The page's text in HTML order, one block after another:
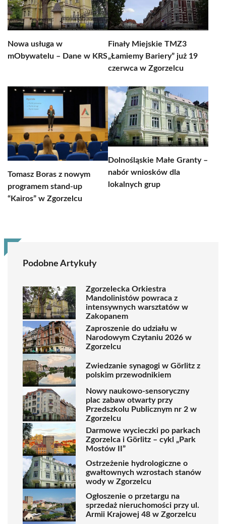
Nowa usługa w
mObywatelu – Dane w KRS
Finały Miejskie TMZ3
„Łamiemy Bariery” już 19
czerwca w Zgorzelcu
Tomasz Boras z nowym
programem stand-up
“Kairos” w Zgorzelcu
Dolnośląskie Małe Granty –
nabór wniosków dla
lokalnych grup
Podobne Artykuły
Zgorzelecka Orkiestra
Mandolinistów powraca z
intensywnych warsztatów w
Zakopanem
Zaproszenie do udziału w
Narodowym Czytaniu 2026 w
Zgorzelcu
Zwiedzanie synagogi w Görlitz z
polskim przewodnikiem
Nowy naukowo-sensoryczny
plac zabaw otwarty przy
Przedszkolu Publicznym nr 2 w
Zgorzelcu
Darmowe wycieczki po parkach
Zgorzelca i Görlitz – cykl „Park
Mostów II”
Ostrzeżenie hydrologiczne o
gwałtownych wzrostach stanów
wody w Zgorzelcu
Ogłoszenie o przetargu na
sprzedaż nieruchomości przy ul.
Armii Krajowej 48 w Zgorzelcu